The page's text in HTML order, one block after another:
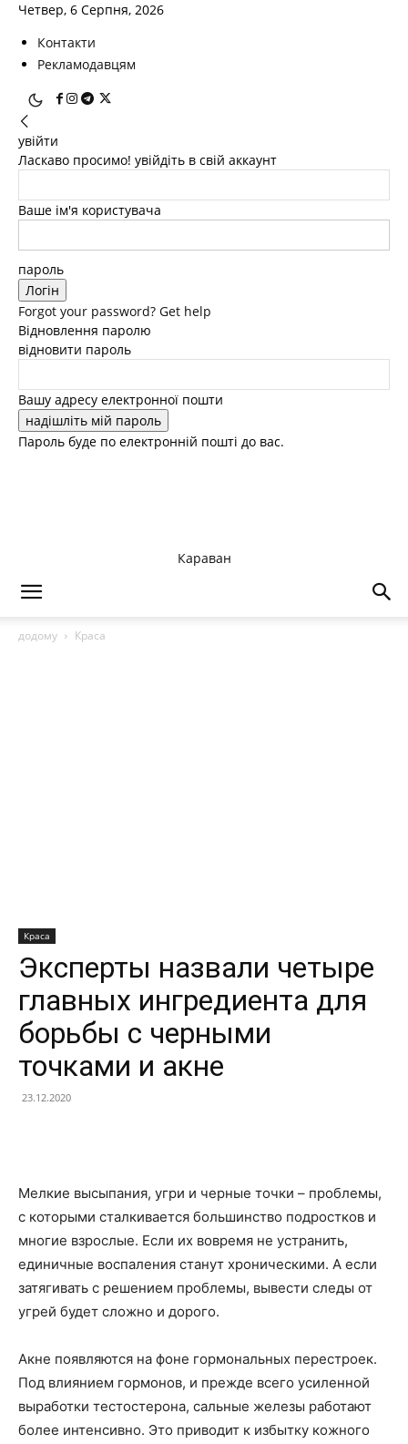
Четвер, 6 Серпня, 2026
Контакти
Рекламодавцям
увійти
Ласкаво просимо! увійдіть в свій аккаунт
Ваше ім'я користувача
пароль
Forgot your password? Get help
Відновлення паролю
відновити пароль
Вашу адресу електронної пошти
Пароль буде по електронній пошті до вас.
Караван
додому Краса
Краса
Эксперты назвали четыре
главных ингредиента для
борьбы с черными
точками и акне
23.12.2020
Мелкие высыпания, угри и черные точки – проблемы,
с которыми сталкивается большинство подростков и
многие взрослые. Если их вовремя не устранить,
единичные воспаления станут хроническими. А если
затягивать с решением проблемы, вывести следы от
угрей будет сложно и дорого.
Акне появляются на фоне гормональных перестроек.
Под влиянием гормонов, и прежде всего усиленной
выработки тестостерона, сальные железы работают
более интенсивно. Это приводит к избытку кожного